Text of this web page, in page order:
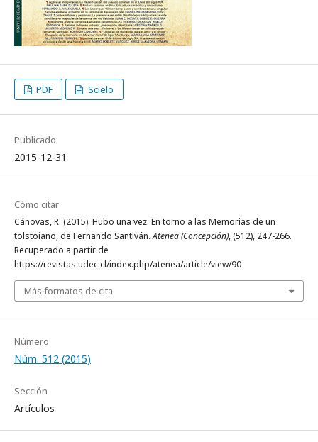
PDF Scielo
Publicado
2015-12-31
Cómo citar
Cánovas, R. (2015). Hubo una vez. En torno a las Memorias de un
tolstoiano, de Fernando Santiván.Atenea (Concepción), (512), 247-266.
Recuperado a partir de
https://revistas.udec.cl/index.php/atenea/article/view/90
Más formatos de cita
Número
Núm. 512 (2015)
Sección
Artículos